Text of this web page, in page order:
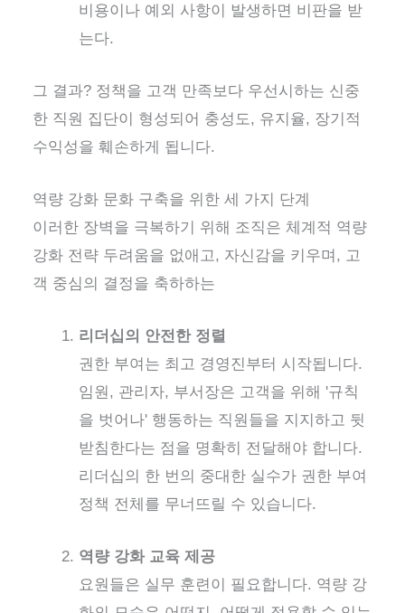
비용이나 예외 사항이 발생하면 비판을 받
는다.
그 결과? 정책을 고객 만족보다 우선시하는 신중
한 직원 집단이 형성되어 충성도, 유지율, 장기적
수익성을 훼손하게 됩니다.
역량 강화 문화 구축을 위한 세 가지 단계
이러한 장벽을 극복하기 위해 조직은 체계적 역량
강화 전략 두려움을 없애고, 자신감을 키우며, 고
객 중심의 결정을 축하하는
리더십의 안전한 정렬
권한 부여는 최고 경영진부터 시작됩니다.
임원, 관리자, 부서장은 고객을 위해 '규칙
을 벗어나' 행동하는 직원들을 지지하고 뒷
받침한다는 점을 명확히 전달해야 합니다.
리더십의 한 번의 중대한 실수가 권한 부여
정책 전체를 무너뜨릴 수 있습니다.
역량 강화 교육 제공
요원들은 실무 훈련이 필요합니다. 역량 강